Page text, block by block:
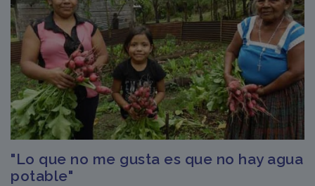
"Lo que no me gusta es que no hay agua
potable"